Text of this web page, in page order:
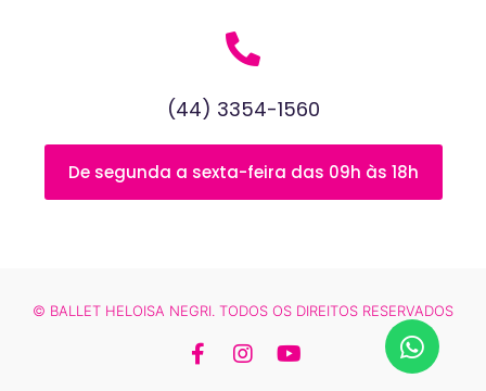
(44) 3354-1560
De segunda a sexta-feira das 09h às 18h​
© BALLET HELOISA NEGRI. TODOS OS DIREITOS RESERVADOS